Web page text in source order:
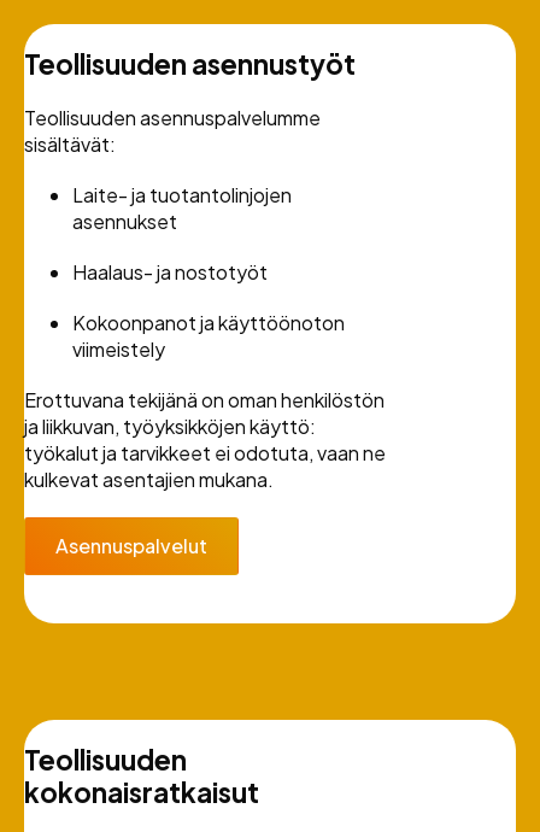
Teollisuuden asennustyöt
Teollisuuden asennuspalvelumme
sisältävät:
Laite- ja tuotantolinjojen
asennukset
Haalaus- ja nostotyöt
Kokoonpanot ja käyttöönoton
viimeistely
Erottuvana tekijänä on oman henkilöstön
ja liikkuvan, työyksikköjen käyttö:
työkalut ja tarvikkeet ei odotuta, vaan ne
kulkevat asentajien mukana.
Asennuspalvelut
Teollisuuden
kokonaisratkaisut